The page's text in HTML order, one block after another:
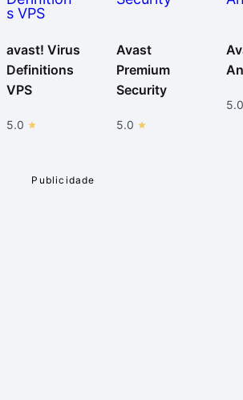
avast! Virus
Definitions
VPS
5.0
Avast
Premium
Security
5.0
5.0